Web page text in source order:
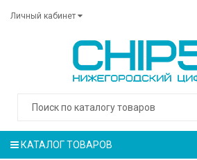
Личный кабинет
КАТАЛОГ ТОВАРОВ